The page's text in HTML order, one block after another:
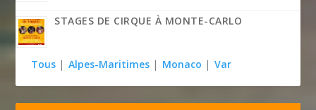
STAGES DE CIRQUE À MONTE-CARLO
Tous | Alpes-Maritimes | Monaco | Var